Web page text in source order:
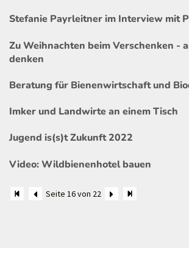
Stefanie Payrleitner im Interview mit
Zu Weihnachten beim Verschenken -
denken
Beratung für Bienenwirtschaft und
Imker und Landwirte an einem Tisch
Jugend is(s)t Zukunft 2022
Video: Wildbienenhotel bauen
Seite 16 von 22